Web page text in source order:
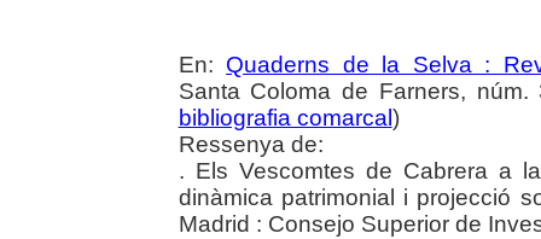
En: Quaderns de la Selva :
Santa Coloma de Farners,
bibliografia comarcal )
Ressenya de:
. Els Vescomtes de Cabrera a
dinàmica patrimonial i projecció
Madrid : Consejo Superior de